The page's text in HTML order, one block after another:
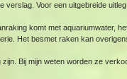
Voor een uitgebreide
komt met aquariumwater,
Het besmet raken kan
Bij mijn weten worden ze